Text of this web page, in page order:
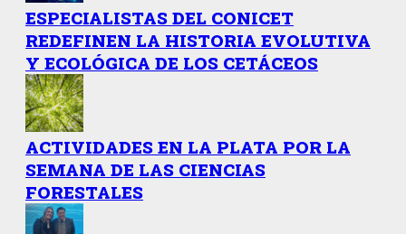
ESPECIALISTAS DEL CONICET
REDEFINEN LA HISTORIA EVOLUTIVA
Y ECOLÓGICA DE LOS CETÁCEOS
ACTIVIDADES EN LA PLATA POR LA
SEMANA DE LAS CIENCIAS
FORESTALES